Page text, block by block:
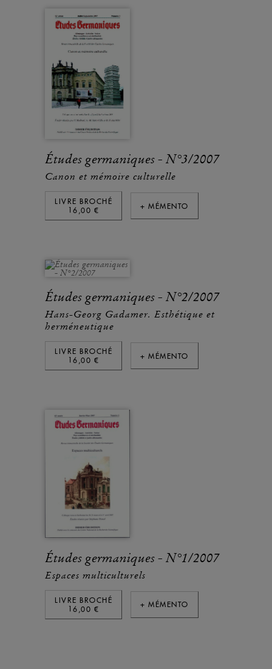
Études germaniques - N°3/2007
Canon et mémoire culturelle
LIVRE BROCHÉ
16,00 €
+ MÉMENTO
Études germaniques - N°2/2007
Hans-Georg Gadamer. Esthétique et
herméneutique
LIVRE BROCHÉ
16,00 €
+ MÉMENTO
Études germaniques - N°1/2007
Espaces multiculturels
LIVRE BROCHÉ
16,00 €
+ MÉMENTO